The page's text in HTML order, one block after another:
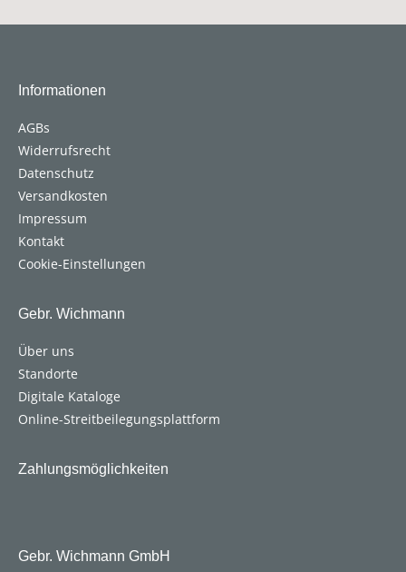
Informationen
AGBs
Widerrufsrecht
Datenschutz
Versandkosten
Impressum
Kontakt
Cookie-Einstellungen
Gebr. Wichmann
Über uns
Standorte
Digitale Kataloge
Online-Streitbeilegungsplattform
Zahlungsmöglichkeiten
Gebr. Wichmann GmbH